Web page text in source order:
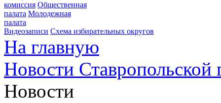
комиссия Общественная
палата Молодежная
палата
Видеозаписи Схема избирательных округов
На главную
Новости
Новости